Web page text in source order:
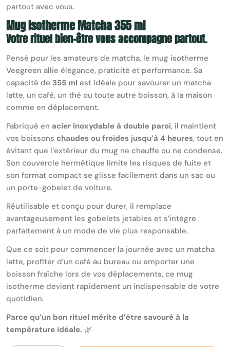
partout avec vous.
Mug Isotherme Matcha 355 ml
Votre rituel bien-être vous accompagne partout.
Pensé pour les amateurs de matcha, le mug isotherme
Veegreen allie élégance, praticité et performance. Sa
capacité de 355 ml est idéale pour savourer un matcha
latte, un café, un thé ou toute autre boisson, à la maison
comme en déplacement.
Fabriqué en acier inoxydable à double paroi, il maintient
vos boissons chaudes ou froides jusqu’à 4 heures, tout en
évitant que l’extérieur du mug ne chauffe ou ne condense.
Son couvercle hermétique limite les risques de fuite et
son format compact se glisse facilement dans un sac ou
un porte-gobelet de voiture.
Réutilisable et conçu pour durer, il remplace
avantageusement les gobelets jetables et s’intègre
parfaitement à un mode de vie plus responsable.
Que ce soit pour commencer la journée avec un matcha
latte, profiter d’un café au bureau ou emporter une
boisson fraîche lors de vos déplacements, ce mug
isotherme devient rapidement un indispensable de votre
quotidien.
Parce qu’un bon rituel mérite d’être savouré à la
température idéale. 🌿